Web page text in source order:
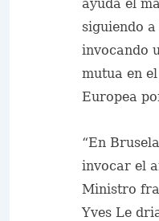
ayuda el
siguiendo
invocando
mutua en
Europea
“En
invocar el
Ministro
Yves Le